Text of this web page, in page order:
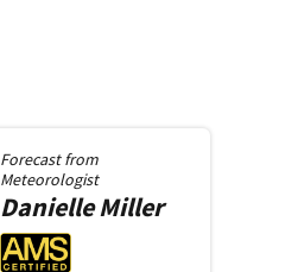
Forecast from
Meteorologist
DanielleMiller